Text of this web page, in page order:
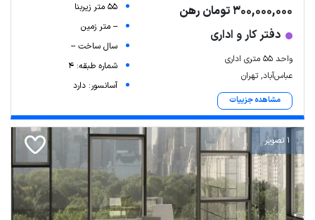
300,000,000 تومان رهن
دفتر کار و اداری
واحد ۵۵ متری اداری
عباس‌آباد, تهران
مشاهده جزییات
55 متر زیربنا
-- متر زمین
سال ساخت --
شماره طبقه: 4
آسانسور: دارد
1 تصویر